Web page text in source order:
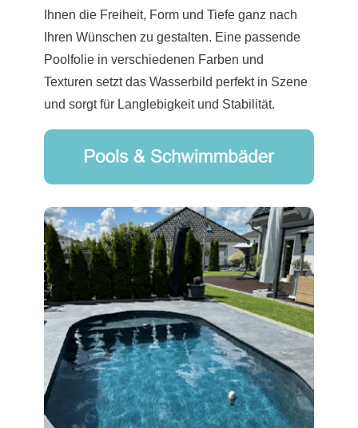
Ihnen die Freiheit, Form und Tiefe ganz nach
Ihren Wünschen zu gestalten. Eine passende
Poolfolie in verschiedenen Farben und
Texturen setzt das Wasserbild perfekt in Szene
und sorgt für Langlebigkeit und Stabilität.